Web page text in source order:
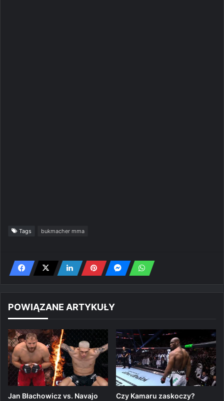
Tags bukmacher mma
POWIĄZANE ARTYKUŁY
Jan Błachowicz vs. Navajo
Czy Kamaru zaskoczy?